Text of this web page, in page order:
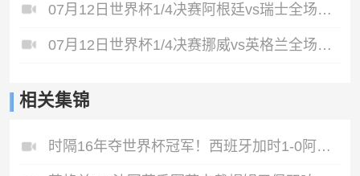
07月12日世界杯1/4决赛阿根廷vs瑞士全场录像
07月12日世界杯1/4决赛挪威vs英格兰全场录像
相关集锦
时隔16年夺世界杯冠军！西班牙加时1-0阿根廷费兰制胜恩佐染红